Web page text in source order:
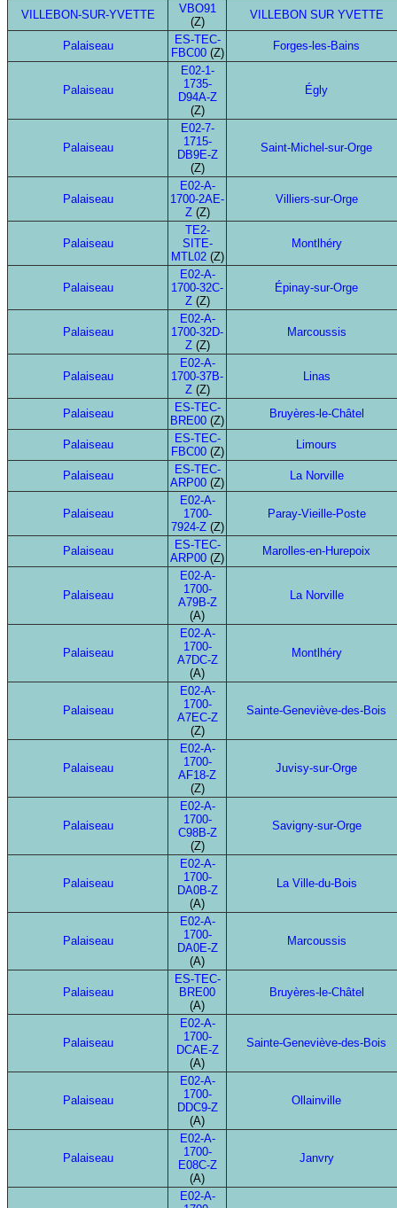
VILLEBON-SUR-YVETTE
VBO91
(Z)
VILLEBON SUR YVETTE
Palaiseau
ES-TEC-
FBC00(Z)
Forges-les-Bains
Palaiseau
E02-1-
1735-
D94A-Z
(Z)
Égly
Palaiseau
E02-7-
1715-
DB9E-Z
(Z)
Saint-Michel-sur-Orge
Palaiseau
E02-A-
1700-2AE-
Z(Z)
Villiers-sur-Orge
Palaiseau
TE2-
SITE-
MTL02(Z)
Montlhéry
Palaiseau
E02-A-
1700-32C-
Z(Z)
Épinay-sur-Orge
Palaiseau
E02-A-
1700-32D-
Z(Z)
Marcoussis
Palaiseau
E02-A-
1700-37B-
Z(Z)
Linas
Palaiseau
ES-TEC-
BRE00 (Z)
Bruyères-le-Châtel
Palaiseau
ES-TEC-
FBC00(Z)
Limours
Palaiseau
ES-TEC-
ARP00 (Z)
La Norville
Palaiseau
E02-A-
1700-
7924-Z(Z)
Paray-Vieille-Poste
Palaiseau
ES-TEC-
ARP00 (Z)
Marolles-en-Hurepoix
Palaiseau
E02-A-
1700-
A79B-Z
(A)
La Norville
Palaiseau
E02-A-
1700-
A7DC-Z
(A)
Montlhéry
Palaiseau
E02-A-
1700-
A7EC-Z
(Z)
Sainte-Geneviève-des-Bois
Palaiseau
E02-A-
1700-
AF18-Z
(Z)
Juvisy-sur-Orge
Palaiseau
E02-A-
1700-
C98B-Z
(Z)
Savigny-sur-Orge
Palaiseau
E02-A-
1700-
DA0B-Z
(A)
La Ville-du-Bois
Palaiseau
E02-A-
1700-
DA0E-Z
(A)
Marcoussis
Palaiseau
ES-TEC-
BRE00
(A)
Bruyères-le-Châtel
Palaiseau
E02-A-
1700-
DCAE-Z
(A)
Sainte-Geneviève-des-Bois
Palaiseau
E02-A-
1700-
DDC9-Z
(A)
Ollainville
Palaiseau
E02-A-
1700-
E08C-Z
(A)
Janvry
E02-A-